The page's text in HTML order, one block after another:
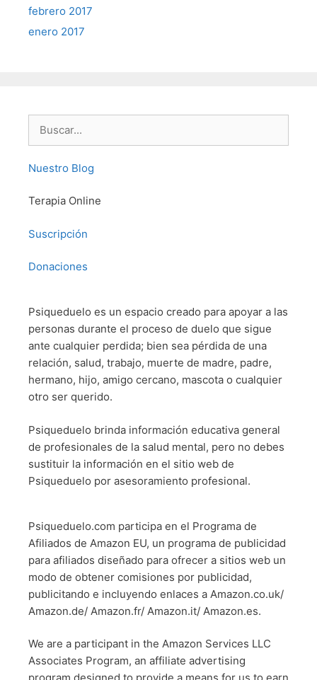
febrero 2017
enero 2017
Nuestro Blog
Terapia Online
Suscripción
Donaciones
Psiqueduelo es un espacio creado para apoyar a las
personas durante el proceso de duelo que sigue
ante cualquier perdida; bien sea pérdida de una
relación, salud, trabajo, muerte de madre, padre,
hermano, hijo, amigo cercano, mascota o cualquier
otro ser querido.
Psiqueduelo brinda información educativa general
de profesionales de la salud mental, pero no debes
sustituir la información en el sitio web de
Psiqueduelo por asesoramiento profesional.
Psiqueduelo.com participa en el Programa de
Afiliados de Amazon EU, un programa de publicidad
para afiliados diseñado para ofrecer a sitios web un
modo de obtener comisiones por publicidad,
publicitando e incluyendo enlaces a Amazon.co.uk/
Amazon.de/ Amazon.fr/ Amazon.it/ Amazon.es.
We are a participant in the Amazon Services LLC
Associates Program, an affiliate advertising